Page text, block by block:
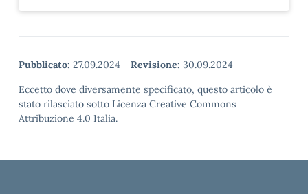
Pubblicato: 27.09.2024 - Revisione: 30.09.2024
Eccetto dove diversamente specificato, questo articolo è
stato rilasciato sotto Licenza Creative Commons
Attribuzione 4.0 Italia.